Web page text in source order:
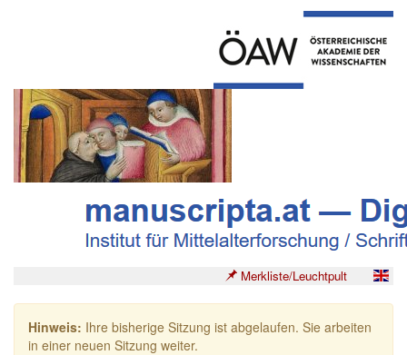
Merkliste/Leuchtpult
Hinweis: Ihre bisherige Sitzung ist abgelaufen. Sie arbeiten
in einer neuen Sitzung weiter.